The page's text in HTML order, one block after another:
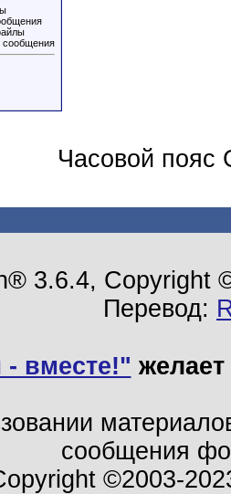
сообщения
Часовой пояс
3.6.4, Copyright
Перевод:
вместе!"
сообщения
©2003-